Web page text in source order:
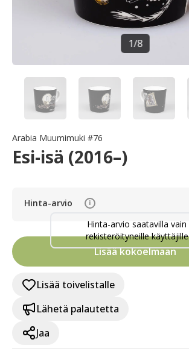
1/8
Arabia Muumimuki #76
Esi-isä (2016–)
Hinta-arvio i
Hinta-arvio saatavilla vain
rekisteröityneille käyttäjille
Lisää kokoelmaan
Lisää toivelistalle
Lähetä palautetta
Jaa